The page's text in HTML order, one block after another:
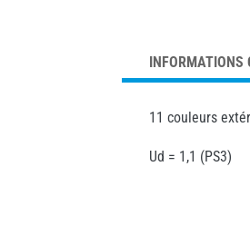
INFORMATIONS
11 couleurs
Ud = 1,1 (PS3)